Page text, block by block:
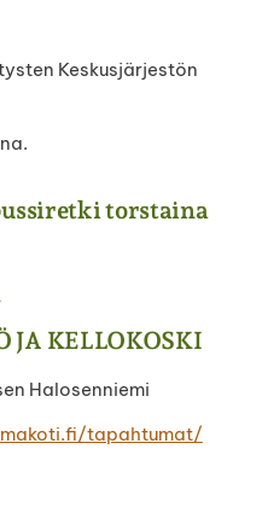
Keskusjärjestön
torstaina
JA KELLOKOSKI
Halosenniemi
tapahtumat/